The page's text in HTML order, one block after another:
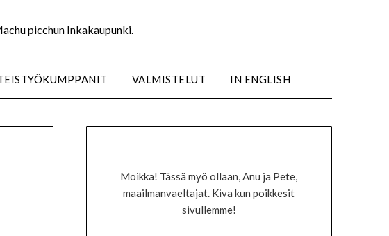
VALMISTELUT IN ENGLISH
Moikka! Tässä myö ollaan, Anu ja Pete,
maailmanvaeltajat. Kiva kun poikkesit
sivullemme!